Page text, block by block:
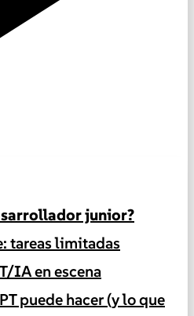
junior?
tareas limitadas
IA en escena
puede hacer (y lo que